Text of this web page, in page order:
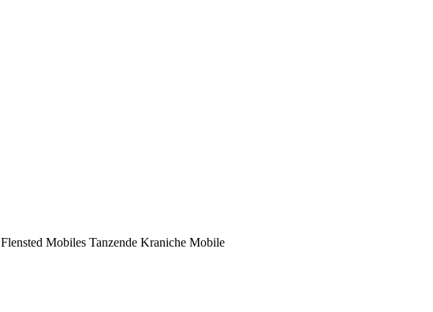
Flensted Mobiles Tanzende Kraniche Mobile